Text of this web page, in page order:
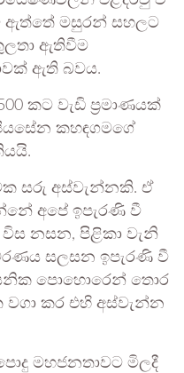
ඇත්තේ මසුරන් සහලට
ඇතිවීම
ඇති බවය.
කට වැඩි ප්‍රමාණයක්
කහඳගමගේ
සරු අස්වැන්නකි. ඒ
අපේ ඉපැරණි වී
නසන, පිළිකා වැනි
සලසන ඉපැරණි වී
පොහොරෙන් තොර
කර එහි අස්වැන්න
මහජනතාවට මිලදී